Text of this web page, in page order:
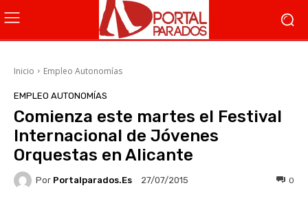
Inicio Empleo Autonomías
EMPLEO AUTONOMÍAS
Comienza este martes el Festival
Internacional de Jóvenes
Orquestas en Alicante
Por Portalparados.es 27/07/2015 0